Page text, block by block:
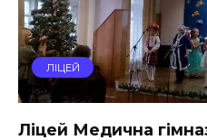
ЛІЦЕЙ
Ліцей Медична